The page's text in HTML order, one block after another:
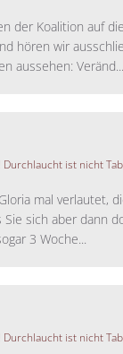
der Koalition auf
hören wir
aussehen: Veränd...
ist nicht
mal verlautet,
sich aber dann
3 Woche...
ist nicht